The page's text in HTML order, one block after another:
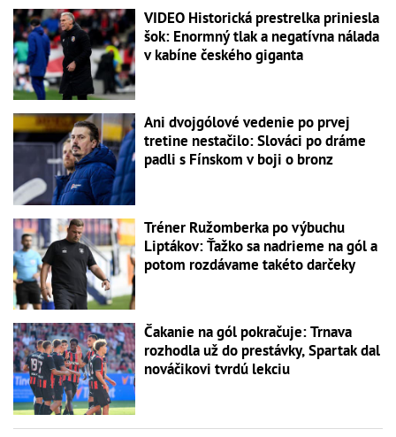
VIDEO Historická prestrelka priniesla
šok: Enormný tlak a negatívna nálada
v kabíne českého giganta
Ani dvojgólové vedenie po prvej
tretine nestačilo: Slováci po dráme
padli s Fínskom v boji o bronz
Tréner Ružomberka po výbuchu
Liptákov: Ťažko sa nadrieme na gól a
potom rozdávame takéto darčeky
Čakanie na gól pokračuje: Trnava
rozhodla už do prestávky, Spartak dal
nováčikovi tvrdú lekciu